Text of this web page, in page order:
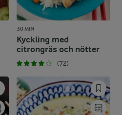
30 MIN
Kyckling med
citrongräs och nötter
(72)